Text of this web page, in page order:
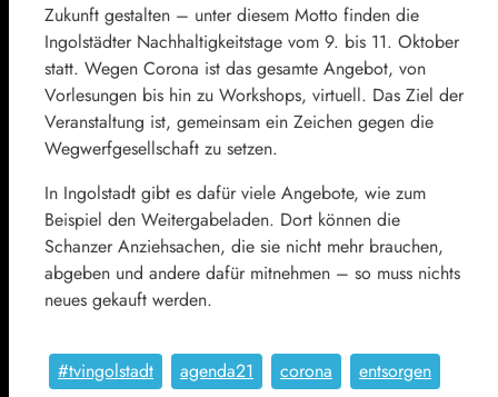
Zukunft gestalten – unter diesem Motto finden die
Ingolstädter Nachhaltigkeitstage vom 9. bis 11. Oktober
statt. Wegen Corona ist das gesamte Angebot, von
Vorlesungen bis hin zu Workshops, virtuell. Das Ziel der
Veranstaltung ist, gemeinsam ein Zeichen gegen die
Wegwerfgesellschaft zu setzen.
In Ingolstadt gibt es dafür viele Angebote, wie zum
Beispiel den Weitergabeladen. Dort können die
Schanzer Anziehsachen, die sie nicht mehr brauchen,
abgeben und andere dafür mitnehmen – so muss nichts
neues gekauft werden.
#tvingolstadt agenda21 corona
entsorgen